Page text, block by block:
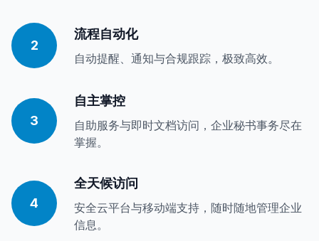
2
流程自动化
自动提醒、通知与合规跟踪，极致高效。
3
自主掌控
自助服务与即时文档访问，企业秘书事务尽在
掌握。
4
全天候访问
安全云平台与移动端支持，随时随地管理企业
信息。